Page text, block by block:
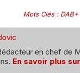
Mots Clés: DAB+
en chef de
En savoir plus